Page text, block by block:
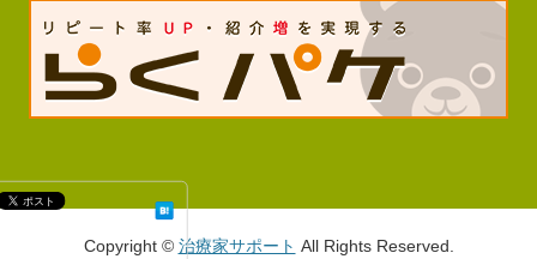
Copyright © 治療家サポート All Rights Reserved.